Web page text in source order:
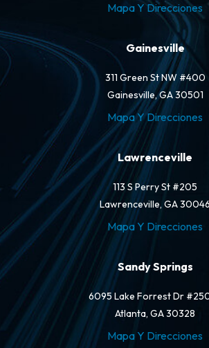
Mapa Y Direcciones
Gainesville
311 Green St NW #400
Gainesville, GA 30501
Mapa Y Direcciones
Lawrenceville
113 S Perry St #205
Lawrenceville, GA 30046
Mapa Y Direcciones
Sandy Springs
6095 Lake Forrest Dr
Atlanta, GA 30328
Mapa Y Direcciones